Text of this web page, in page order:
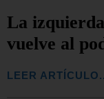
La
vuelve al
LEER